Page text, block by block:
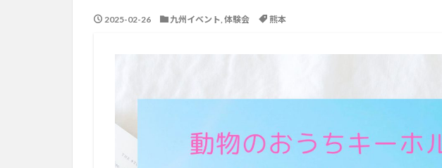
2025-02-26 九州イベント, 体験会 熊本